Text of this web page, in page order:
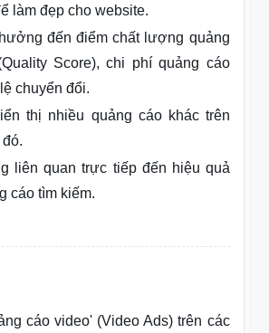
làm đẹp cho website.
đến điểm chất lượng quảng
Score), chi phí quảng cáo
chuyển đổi.
thị nhiều quảng cáo khác trên
liên quan trực tiếp đến hiệu quả
cáo tìm kiếm.
cáo video' (Video Ads) trên các